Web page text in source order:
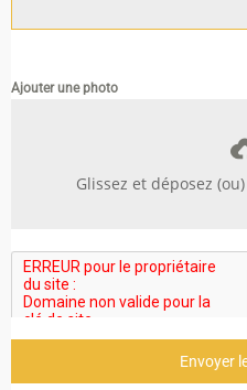
Ajouter une photo
Glissez et déposez (ou)
Envoyer